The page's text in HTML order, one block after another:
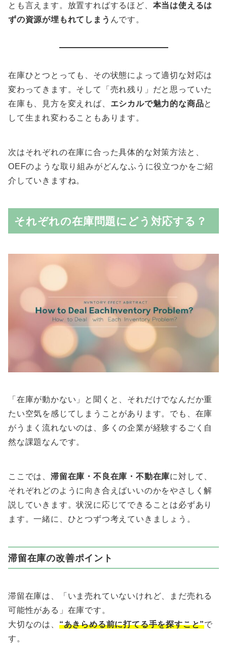
とも言えます。放置すればするほど、 本当は使えるは
ずの資源が埋もれてしまう んです。
在庫ひとつとっても、その状態によって適切な対応は
変わってきます。そして「売れ残り」だと思っていた
在庫も、見方を変えれば、 エシカルで魅力的な商品と
して生まれ変わることもあります。
次はそれぞれの在庫に合った具体的な対策方法と、
OEFのような取り組みがどんなふうに役立つかをご紹
介していきますね。
それぞれの在庫問題にどう対応する？
「在庫が動かない」と聞くと、それだけでなんだか重
たい空気を感じてしまうことがあります。でも、在庫
がうまく流れないのは、多くの企業が経験するごく自
然な課題なんです。
ここでは、 滞留在庫・不良在庫・不動在庫に対して、
それぞれどのように向き合えばいいのかをやさしく解
説していきます。状況に応じてできることは必ずあり
ます。一緒に、ひとつずつ考えていきましょう。
滞留在庫の改善ポイント
滞留在庫は、「いま売れていないけれど、まだ売れる
可能性がある」在庫です。
大切なのは、 “あきらめる前に打てる手を探すこと”で
す。